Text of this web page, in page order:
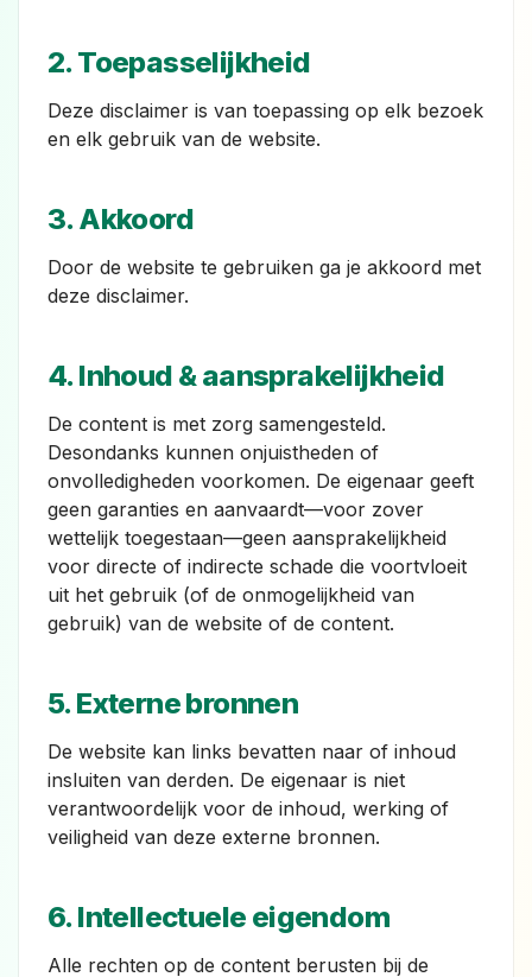
2. Toepasselijkheid
Deze disclaimer is van toepassing op elk bezoek
en elk gebruik van de website.
3. Akkoord
Door de website te gebruiken ga je akkoord met
deze disclaimer.
4. Inhoud & aansprakelijkheid
De content is met zorg samengesteld.
Desondanks kunnen onjuistheden of
onvolledigheden voorkomen. De eigenaar geeft
geen garanties en aanvaardt—voor zover
wettelijk toegestaan—geen aansprakelijkheid
voor directe of indirecte schade die voortvloeit
uit het gebruik (of de onmogelijkheid van
gebruik) van de website of de content.
5. Externe bronnen
De website kan links bevatten naar of inhoud
insluiten van derden. De eigenaar is niet
verantwoordelijk voor de inhoud, werking of
veiligheid van deze externe bronnen.
6. Intellectuele eigendom
Alle rechten op de content berusten bij de